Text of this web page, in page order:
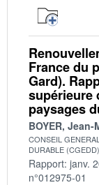
France du
Gard).
supérieure
paysages
BOYER, Jean-
CONSEIL
DURABLE (CGEDD)
Rapport: janv.
n°012975-01